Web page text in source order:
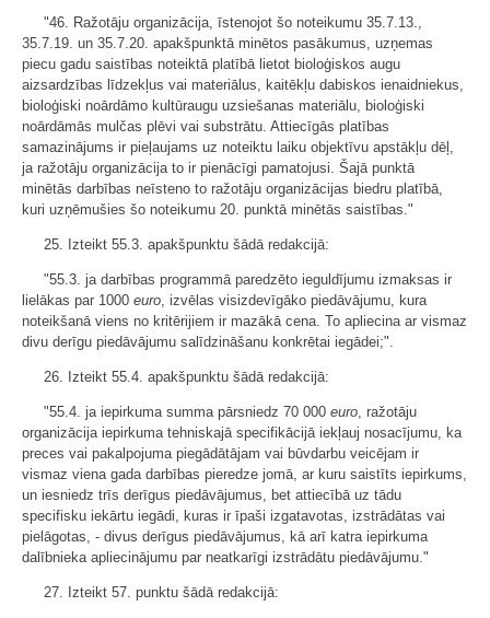
"46. Ražotāju organizācija, īstenojot šo noteikumu 35.7.13.,
35.7.19. un 35.7.20. apakšpunktā minētos pasākumus, uzņemas
piecu gadu saistības noteiktā platībā lietot bioloģiskos augu
aizsardzības līdzekļus vai materiālus, kaitēkļu dabiskos ienaidniekus,
bioloģiski noārdāmo kultūraugu uzsiešanas materiālu, bioloģiski
noārdāmās mulčas plēvi vai substrātu. Attiecīgās platības
samazinājums ir pieļaujams uz noteiktu laiku objektīvu apstākļu dēļ,
ja ražotāju organizācija to ir pienācīgi pamatojusi. Šajā punktā
minētās darbības neīsteno to ražotāju organizācijas biedru platībā,
kuri uzņēmušies šo noteikumu 20. punktā minētās saistības."
25. Izteikt 55.3. apakšpunktu šādā redakcijā:
"55.3. ja darbības programmā paredzēto ieguldījumu izmaksas ir
lielākas par 1000 euro, izvēlas visizdevīgāko piedāvājumu, kura
noteikšanā viens no kritērijiem ir mazākā cena. To apliecina ar vismaz
divu derīgu piedāvājumu salīdzināšanu konkrētai iegādei;".
26. Izteikt 55.4. apakšpunktu šādā redakcijā:
"55.4. ja iepirkuma summa pārsniedz 70 000 euro, ražotāju
organizācija iepirkuma tehniskajā specifikācijā iekļauj nosacījumu, ka
preces vai pakalpojuma piegādātājam vai būvdarbu veicējam ir
vismaz viena gada darbības pieredze jomā, ar kuru saistīts iepirkums,
un iesniedz trīs derīgus piedāvājumus, bet attiecībā uz tādu
specifisku iekārtu iegādi, kuras ir īpaši izgatavotas, izstrādātas vai
pielāgotas, - divus derīgus piedāvājumus, kā arī katra iepirkuma
dalībnieka apliecinājumu par neatkarīgi izstrādātu piedāvājumu."
27. Izteikt 57. punktu šādā redakcijā: